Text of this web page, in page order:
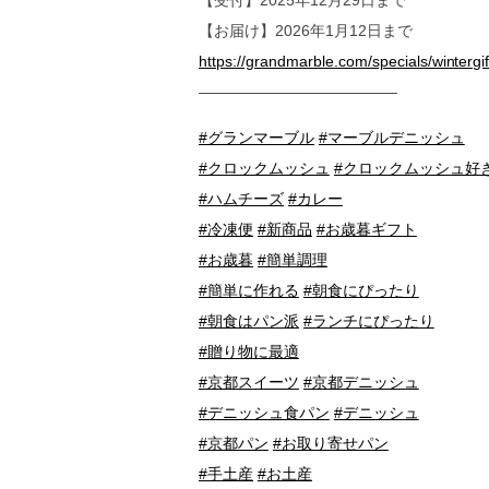
【お届け】2026年1月12日まで
https://grandmarble.com/specials/
—————————————
#グランマーブル #マーブルデニッシュ
#クロックムッシュ #クロックムッシュ好
#ハムチーズ #カレー
#冷凍便 #新商品 #お歳暮ギフト
#お歳暮 #簡単調理
#簡単に作れる #朝食にぴったり
#朝食はパン派 #ランチにぴったり
#贈り物に最適
#京都スイーツ #京都デニッシュ
#デニッシュ食パン #デニッシュ
#京都パン #お取り寄せパン
#手土産 #お土産